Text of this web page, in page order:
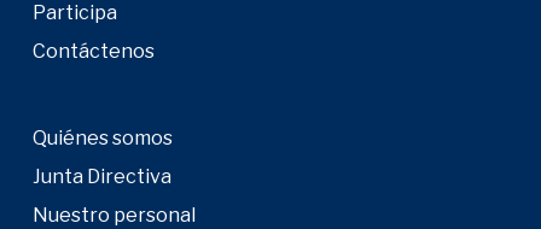
Participa
Contáctenos
Quiénes somos
Junta Directiva
Nuestro personal